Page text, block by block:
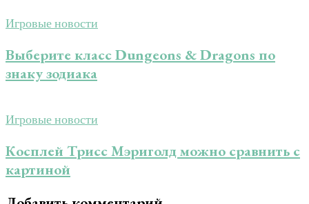
Игровые новости
Выберите класс Dungeons & Dragons по
знаку зодиака
Игровые новости
Косплей Трисс Мэриголд можно сравнить с
картиной